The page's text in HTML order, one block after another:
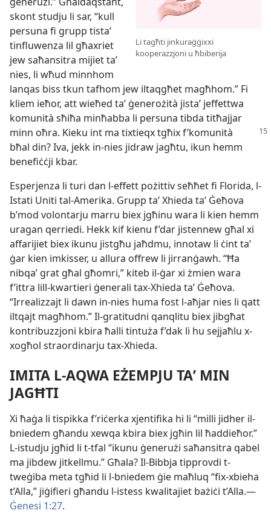
Li tagħti jinkuraġġixxi
kooperazzjoni u ħbiberija
skont studju li sar, “kull
persuna fi grupp tistaʼ
tinfluwenza lil għaxriet
jew saħansitra mijiet taʼ
nies, li wħud minnhom
lanqas biss tkun tafhom jew iltaqgħet magħhom.” Fi
kliem ieħor, att wieħed taʼ ġenerożità jistaʼ jeffettwa
komunità sħiħa minħabba li persuna tibda titħajjar
minn oħra. Kieku int ma tixtieqx tgħix f’komunità
bħal din? Iva, jekk in-​nies jidraw jagħtu, ikun hemm
benefiċċji kbar.
Esperjenza li turi dan l-​effett pożittiv seħħet fi Florida, l-​
Istati Uniti tal-​Amerika. Grupp taʼ Xhieda taʼ Ġeħova
b’mod volontarju marru biex jgħinu wara li kien hemm
uragan qerriedi. Hekk kif kienu f’dar jistennew għal xi
affarijiet biex ikunu jistgħu jaħdmu, innotaw li ċint taʼ
ġar kien imkisser, u allura offrew li jirranġawh. “Ħa
nibqaʼ grat għal għomri,” kiteb il-​ġar xi żmien wara
f’ittra lill-​kwartieri ġenerali tax-​Xhieda taʼ Ġeħova.
“Irrealizzajt li dawn in-​nies huma fost l-​aħjar nies li qatt
iltqajt magħhom.” Il-​gratitudni qanqlitu biex jibgħat
kontribuzzjoni kbira ħalli tintuża f’dak li hu sejjaħlu x-​
xogħol straordinarju tax-​Xhieda.
IMITA L-​AQWA EŻEMPJU TAʼ MIN
JAGĦTI
Xi ħaġa li tispikka f’riċerka xjentifika hi li “milli jidher il-​
bniedem għandu xewqa kbira biex jgħin lil ħaddieħor.”
L-​istudju jgħid li t-​tfal “ikunu ġenerużi saħansitra qabel
ma jibdew jitkellmu.” Għala? Il-​Bibbja tipprovdi t-​
tweġiba meta tgħid li l-​bniedem ġie maħluq “fix-​xbieha
t’Alla,” jiġifieri għandu l-​istess kwalitajiet bażiċi t’Alla.—
Ġenesi 1:27.